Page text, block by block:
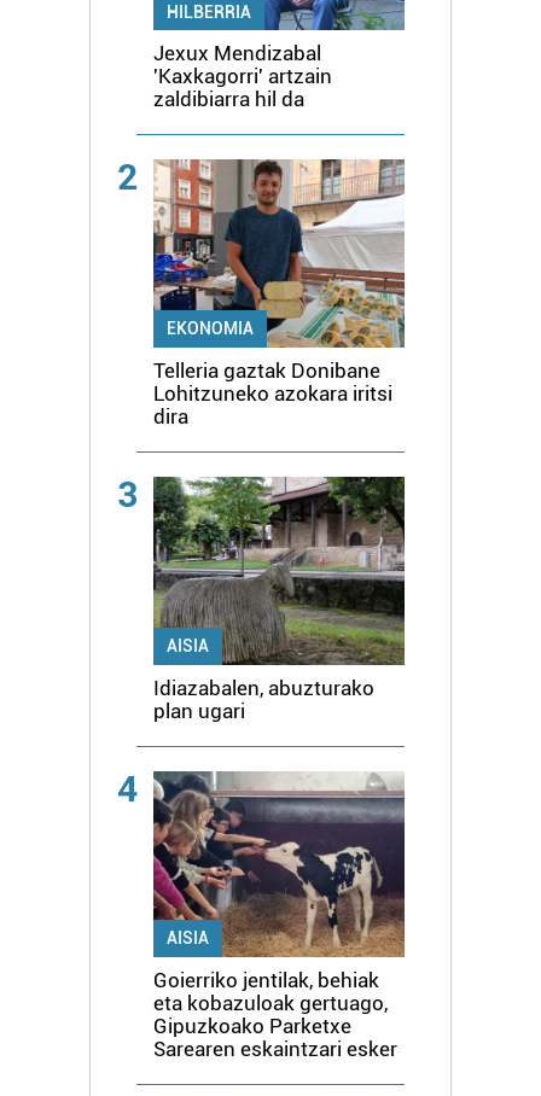
HILBERRIA
Jexux Mendizabal
'Kaxkagorri' artzain
zaldibiarra hil da
2
EKONOMIA
Telleria gaztak Donibane
Lohitzuneko azokara iritsi
dira
3
AISIA
Idiazabalen, abuzturako
plan ugari
4
AISIA
Goierriko jentilak, behiak
eta kobazuloak gertuago,
Gipuzkoako Parketxe
Sarearen eskaintzari esker